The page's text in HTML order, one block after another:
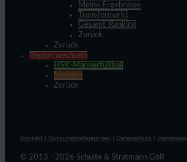
Meine Ergebnisse
Transfermarkt
Gesamt-Ranking
Zurück
Zurück
Region wechseln
HSK-Männerfußball
Menden
Zurück
Kontakt Nutzungsbedingungen Datenschutz Impressum
© 2013 - 2026 Schulte & Stratmann GbR